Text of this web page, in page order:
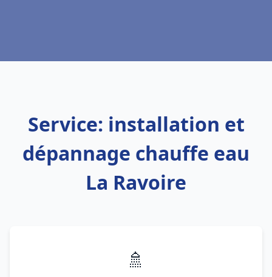
Service: installation et
dépannage chauffe eau
La Ravoire
🚿